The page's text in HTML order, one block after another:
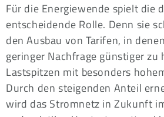
Für die Energiewende spielt die
entscheidende Rolle. Denn sie
den Ausbau von Tarifen, in
geringer Nachfrage günstiger zu
Lastspitzen mit besonders
Durch den steigenden Anteil
wird das Stromnetz in Zukunft